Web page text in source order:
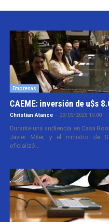
Empresas
CAEME: inversión de u$s
Christian Atance - 29/05/2026 15:00
Durante una audiencia en Casa
Javier Milei, y el ministro de
oficializó...